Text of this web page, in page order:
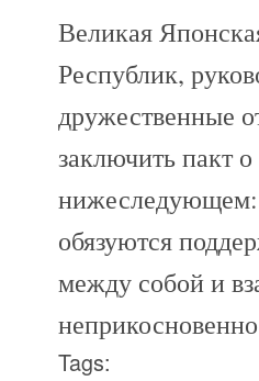
Великая
Республик,
дружественные
заключить пакт
нижеследующем:
обязуются
между собой и
Tags: